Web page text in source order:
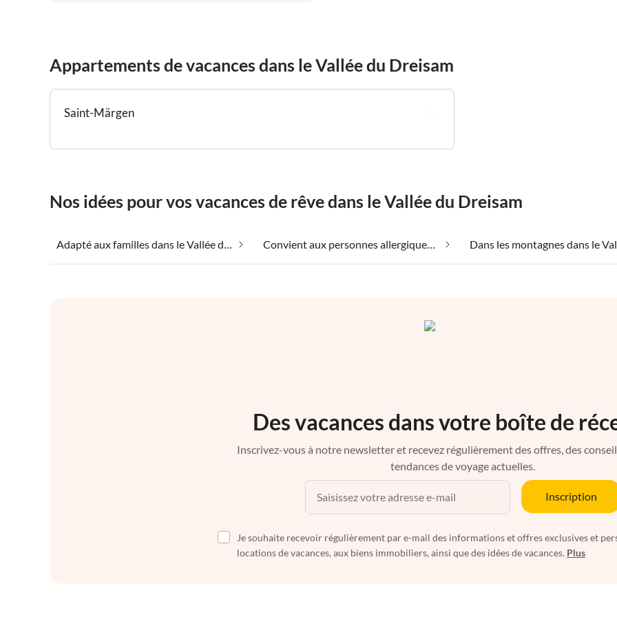
verbringen!
Appartements de vacances dans le Vallée du Dreisam
Saint-Märgen
Nos idées pour vos vacances de rêve dans le Vallée du Dreisam
Adapté aux familles dans le Vallée du Dreisam Convient aux personnes allergiques dans le Vallée du Dreisam
Des vacances dans votre boîte de
Inscrivez-vous à notre newsletter et recevez régulièrement des offres, des
tendances de voyage actuelles.
Inscription
Je souhaite recevoir régulièrement par e-mail des informations et offres exclusives et
locations de vacances, aux biens immobiliers, ainsi que des idées de vacances. Plus